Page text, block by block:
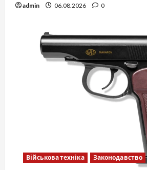
admin 06.08.2026 0
Військова техніка Законодавство